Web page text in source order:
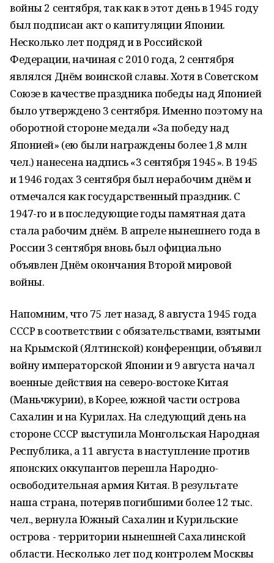
войны 2 сентября, так как в этот день в 1945 году
был подписан акт о капитуляции Японии.
Несколько лет подряд и в Российской
Федерации, начиная с 2010 года, 2 сентября
являлся Днём воинской славы. Хотя в Советском
Союзе в качестве праздника победы над Японией
было утверждено 3 сентября. Именно поэтому на
оборотной стороне медали «За победу над
Японией» (ею были награждены более 1,8 млн
чел.) нанесена надпись «3 сентября 1945». В 1945
и 1946 годах 3 сентября был нерабочим днём и
отмечался как государственный праздник. С
1947-го и в последующие годы памятная дата
стала рабочим днём. В апреле нынешнего года в
России 3 сентября вновь был официально
объявлен Днём окончания Второй мировой
войны.
Напомним, что 75 лет назад, 8 августа 1945 года
СССР в соответствии с обязательствами, взятыми
на Крымской (Ялтинской) конференции, объявил
войну императорской Японии и 9 августа начал
военные действия на северо-востоке Китая
(Маньчжурии), в Корее, южной части острова
Сахалин и на Курилах. На следующий день на
стороне СССР выступила Монгольская Народная
Республика, а 11 августа в наступление против
японских оккупантов перешла Народно-
освободительная армия Китая. В результате
наша страна, потеряв погибшими более 12 тыс.
чел., вернула Южный Сахалин и Курильские
острова - территории нынешней Сахалинской
области. Несколько лет под контролем Москвы